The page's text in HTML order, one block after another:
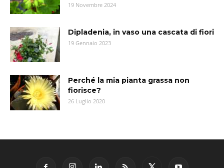
19 Novembre 2024
Dipladenia, in vaso una cascata di fiori
19 Gennaio 2023
Perché la mia pianta grassa non
fiorisce?
26 Luglio 2020